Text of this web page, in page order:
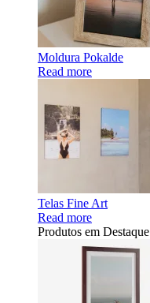
Moldura Pokalde
Read more
Telas Fine Art
Read more
Produtos em Destaque